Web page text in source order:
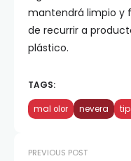
mantendrá limpio y
de recurrir a
plástico.
TAGS:
mal olor nevera
PREVIOUS POST